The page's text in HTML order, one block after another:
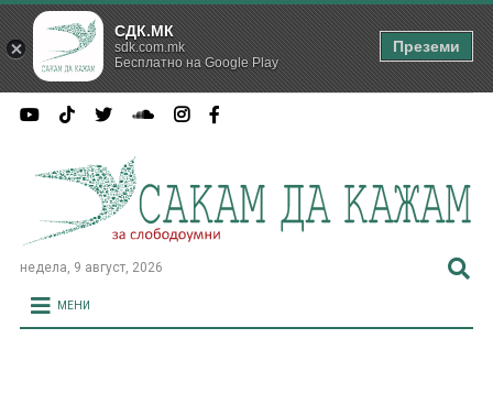
недела, 9 август, 2026
МЕНИ
СДК.МК
sdk.com.mk
Бесплатно на Google Play
Преземи